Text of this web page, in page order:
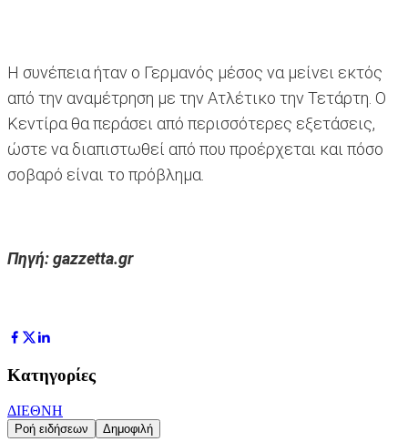
Η συνέπεια ήταν ο Γερμανός μέσος να μείνει εκτός
από την αναμέτρηση με την Ατλέτικο την Τετάρτη. Ο
Κεντίρα θα περάσει από περισσότερες εξετάσεις,
ώστε να διαπιστωθεί από που προέρχεται και πόσο
σοβαρό είναι το πρόβλημα.
Πηγή: gazzetta.gr
Κατηγορίες
ΔΙΕΘΝΗ
Ροή ειδήσεων Δημοφιλή